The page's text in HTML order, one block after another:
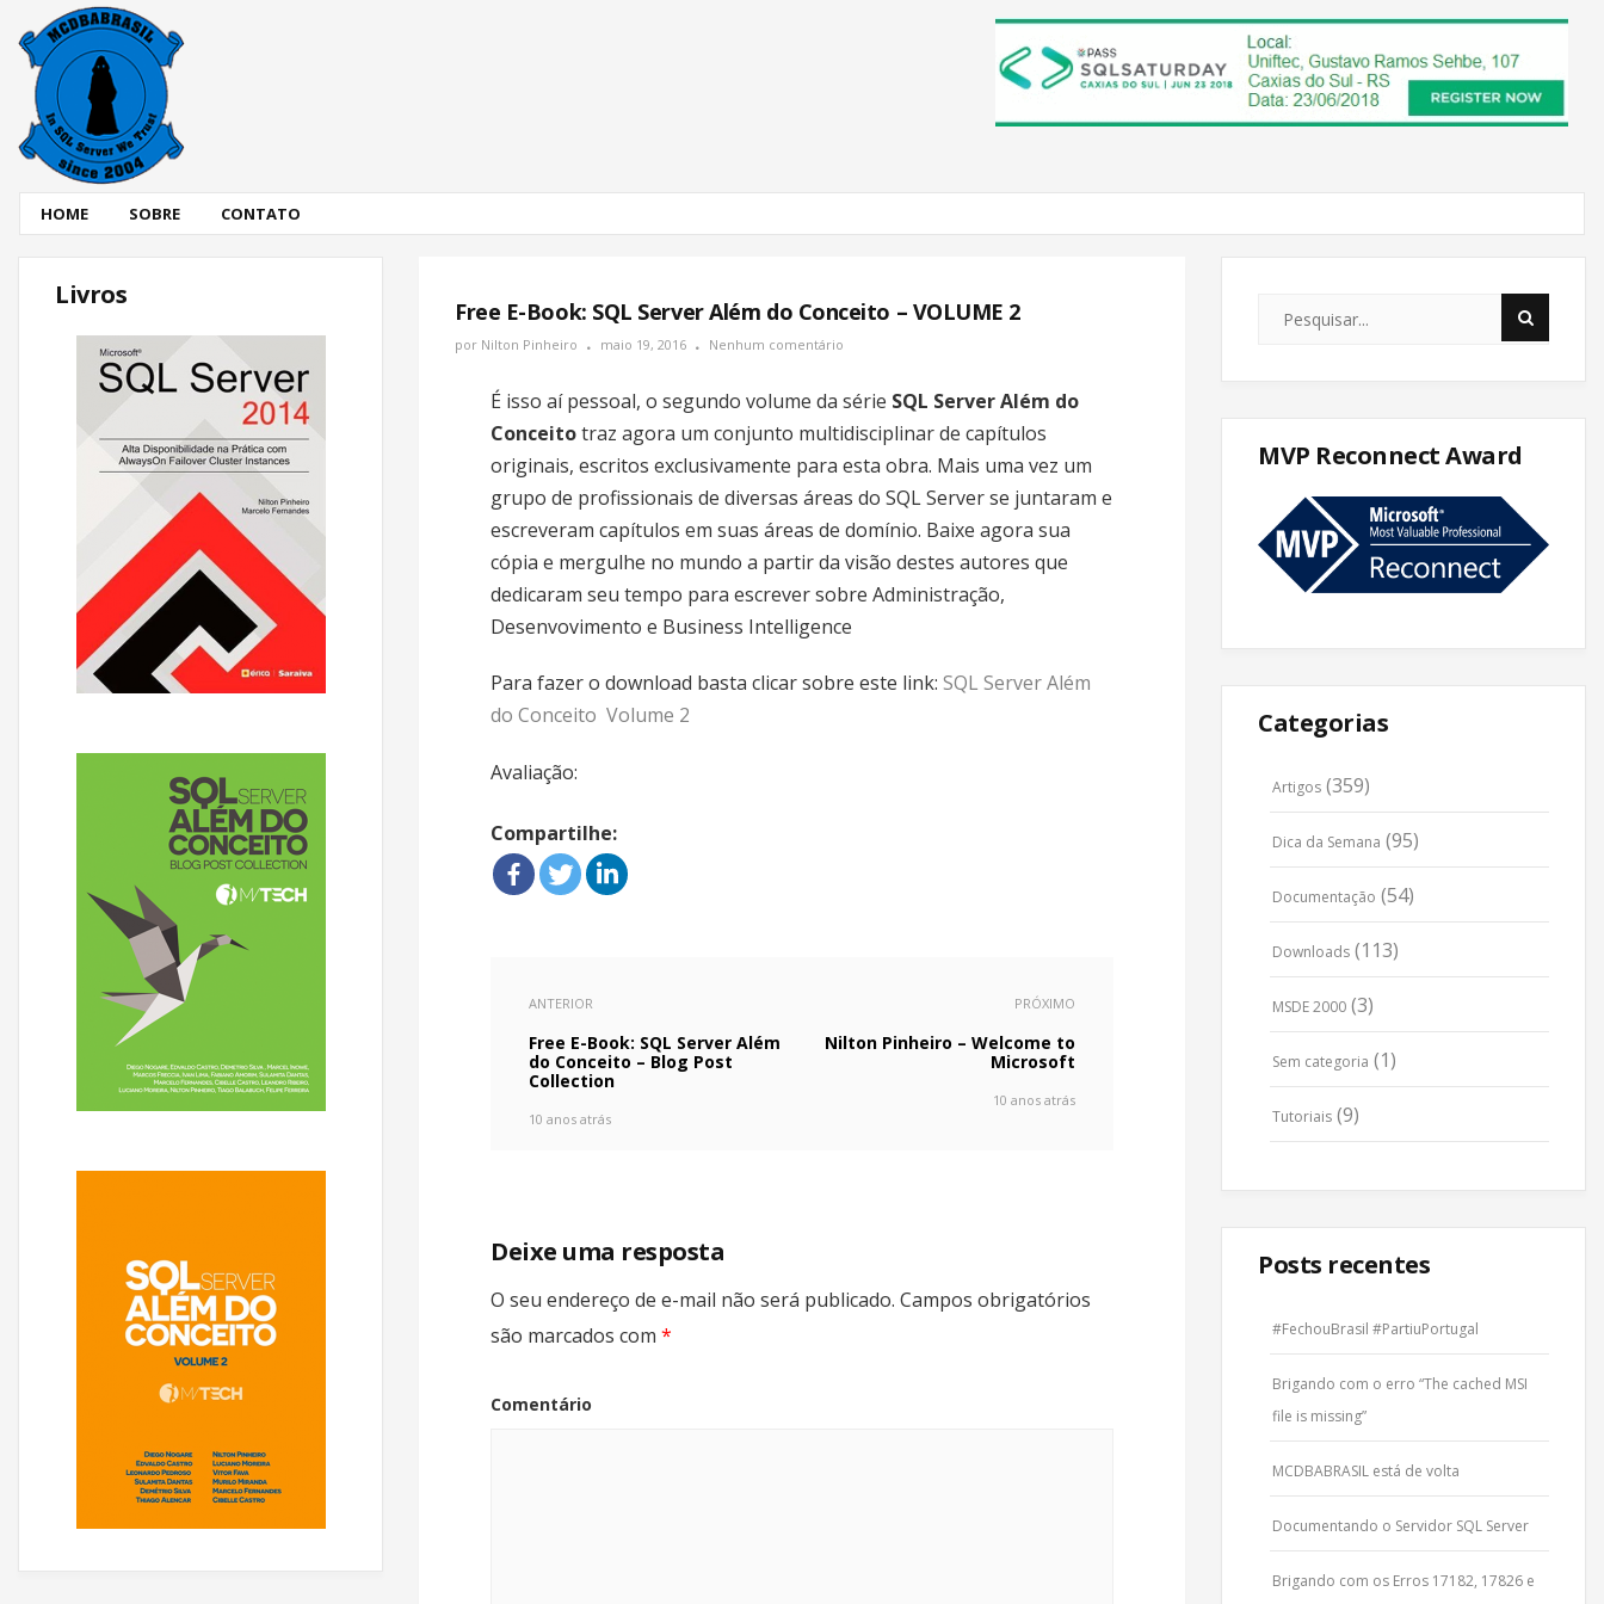
HOME SOBRE CONTATO
Livros
Free E-Book: SQL Server Além do Conceito – VOLUME 2
por Nilton Pinheiro maio 19, 2016 Nenhum comentário
É isso aí pessoal, o segundo volume da série SQL Server Além do
Conceitotraz agora um conjunto multidisciplinar de capítulos
originais, escritos exclusivamente para esta obra. Mais uma vez um
grupo de profissionais de diversas áreas do SQL Server se juntaram e
escreveram capítulos em suas áreas de domínio. Baixe agora sua
cópia e mergulhe no mundo a partir da visão destes autores que
dedicaram seu tempo para escrever sobre Administração,
Desenvovimento e Business Intelligence
Para fazer o download basta clicar sobre este link: SQL Server Além
do Conceito  Volume 2
Avaliação:
Compartilhe:
ANTERIOR
Free E-Book: SQL Server Além
do Conceito – Blog Post
Collection
10 anos atrás
PRÓXIMO
Nilton Pinheiro – Welcome to
Microsoft
10 anos atrás
Deixe uma resposta
O seu endereço de e-mail não será publicado. Campos obrigatórios
são marcados com *
Comentário
MVP Reconnect Award
Categorias
Artigos (359)
Dica da Semana (95)
Documentação (54)
Downloads (113)
MSDE 2000 (3)
Sem categoria (1)
Tutoriais (9)
Posts recentes
#FechouBrasil #PartiuPortugal
Brigando com o erro “The cached MSI
file is missing”
MCDBABRASIL está de volta
Documentando o Servidor SQL Server
Brigando com os Erros 17182, 17826 e